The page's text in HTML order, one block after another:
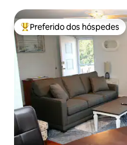
Entre os melhores
Preferido dos hóspedes